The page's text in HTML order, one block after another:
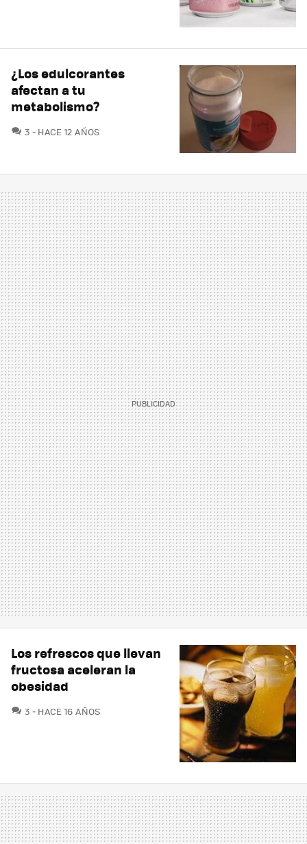
¿Los edulcorantes
afectan a tu
metabolismo?
3 COMENTARIOS
HACE 12 AÑOS
Los refrescos que llevan
fructosa aceleran la
obesidad
3 COMENTARIOS
HACE 16 AÑOS